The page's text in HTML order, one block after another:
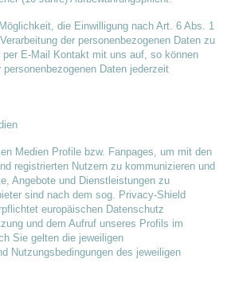
die Einwilligung nach Art. 6 Abs. 1
der personenbezogenen Daten zu
per E-Mail Kontakt mit uns auf, so können
Daten jederzeit
Medien Profile bzw. Fanpages, um mit den
registrierten Nutzern zu kommunizieren und
Angebote und Dienstleistungen zu
sind nach dem sog. Privacy-Shield
europäischen Datenschutz
und dem Aufruf unseres Profils im
Sie gelten die jeweiligen
Nutzungsbedingungen des jeweiligen